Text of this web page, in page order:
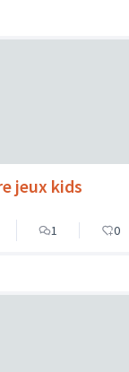
jeux kids
1 0